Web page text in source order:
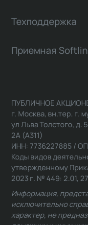
Техподдержка
Приемная
ПУБЛИЧНОЕ
г. Москва, вн.тер. г.
ул Льва Толстого, д.
2А (А311)
ИНН: 7736227885 /
Коды видов
утвержденному
2023 г. № 449: 2.01,
Информация,
исключительно
характер, не